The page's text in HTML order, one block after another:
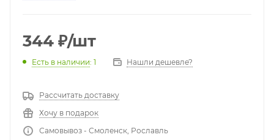
344 ₽/шт
Есть в наличии: 1 Нашли дешевле?
Рассчитать доставку
Хочу в подарок
Самовывоз - Смоленск, Рославль